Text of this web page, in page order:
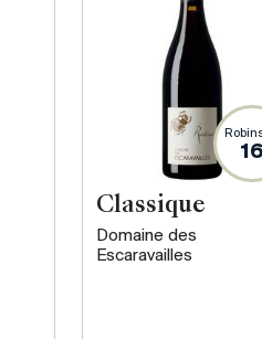
16
Classique
Domaine des
Escaravailles